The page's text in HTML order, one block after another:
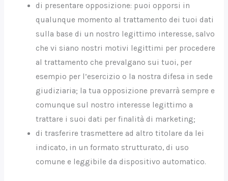
di presentare opposizione: puoi opporsi in
qualunque momento al trattamento dei tuoi dati
sulla base di un nostro legittimo interesse, salvo
che vi siano nostri motivi legittimi per procedere
al trattamento che prevalgano sui tuoi, per
esempio per l’esercizio o la nostra difesa in sede
giudiziaria; la tua opposizione prevarrà sempre e
comunque sul nostro interesse legittimo a
trattare i suoi dati per finalità di marketing;
di trasferire trasmettere ad altro titolare da lei
indicato, in un formato strutturato, di uso
comune e leggibile da dispositivo automatico.